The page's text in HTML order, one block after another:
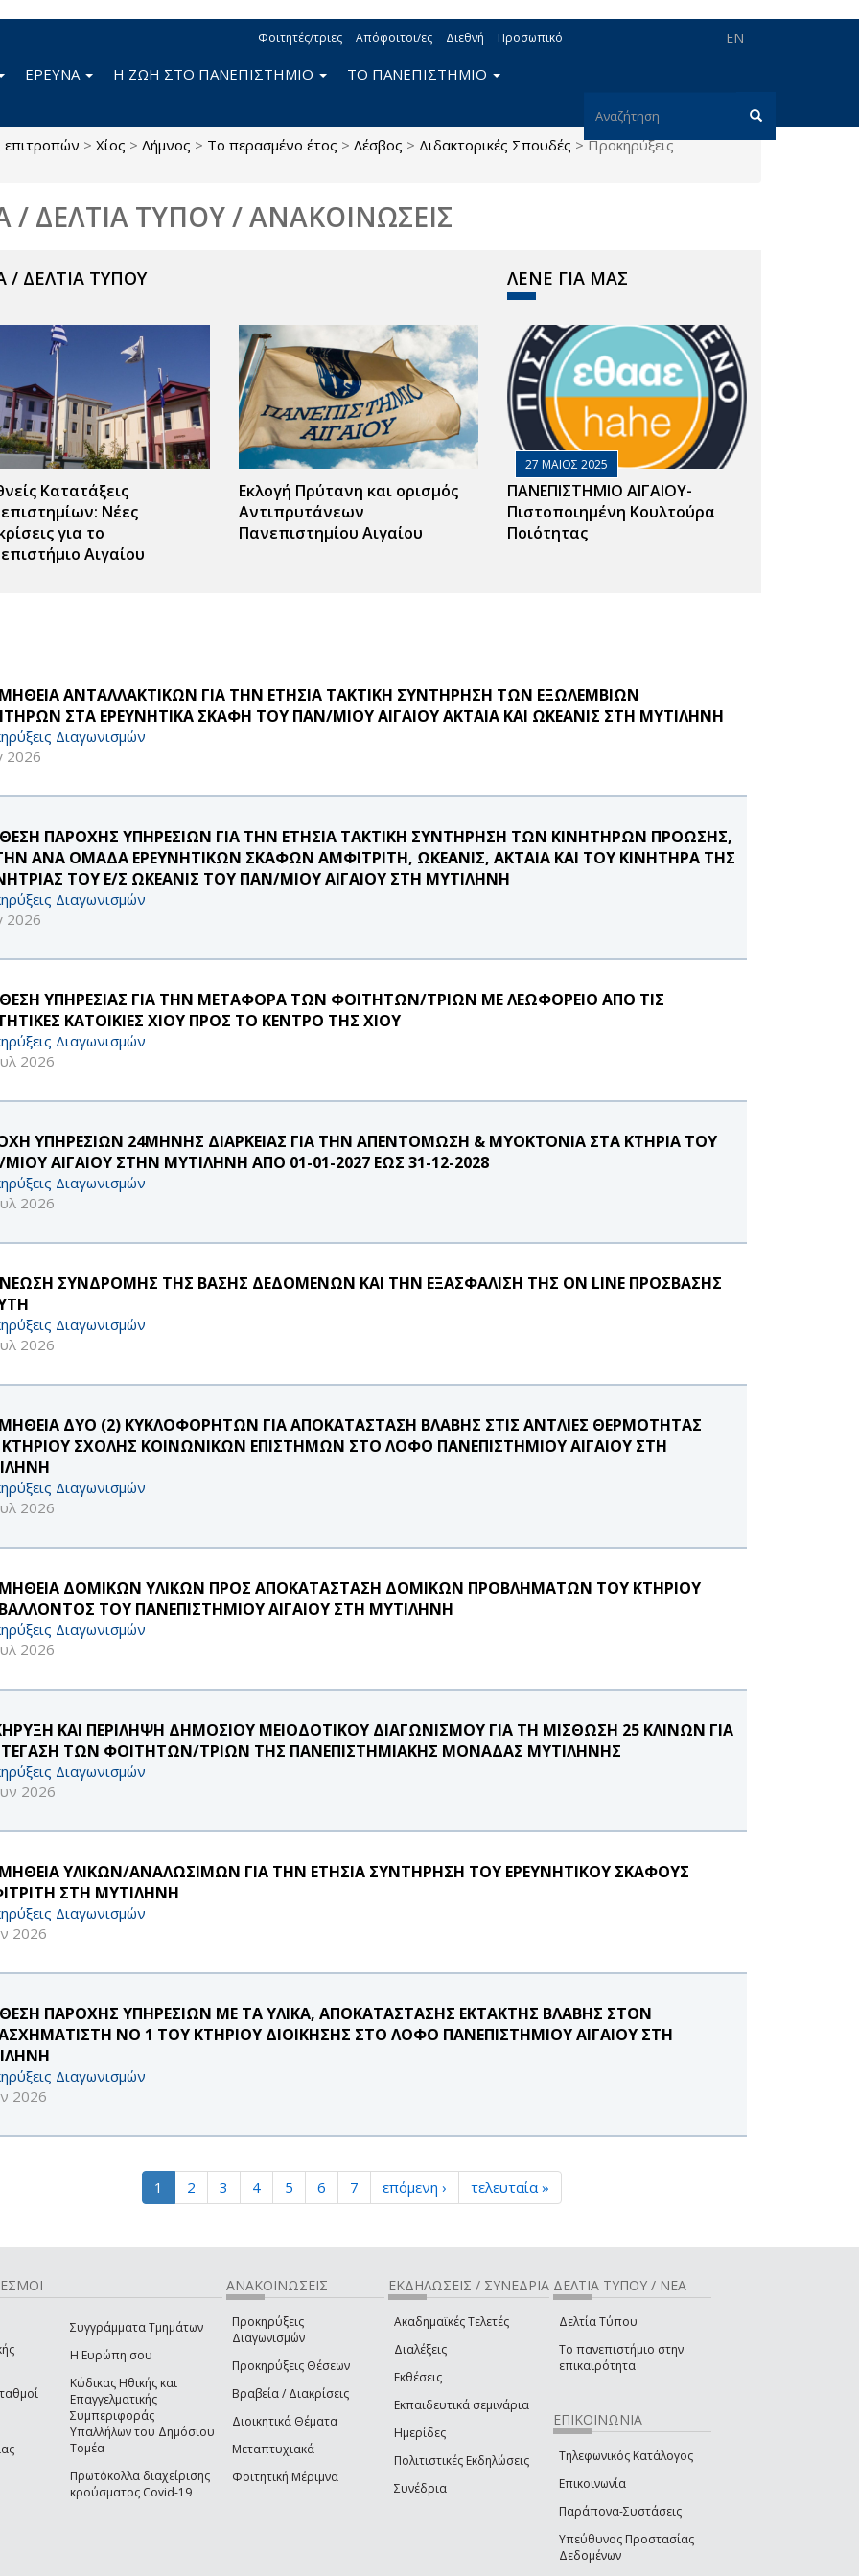
EN
Φοιτητές/τριες Απόφοιτοι/ες Διεθνή Προσωπικό
Φόρμα
αναζήτησης
Αναζήτηση
ΕΡΕΥΝΑ Η ΖΩΗ ΣΤΟ ΠΑΝΕΠΙΣΤΗΜΙΟ ΤΟ ΠΑΝΕΠΙΣΤΗΜΙΟ
επιτροπών > Χίος > Λήμνος > Το περασμένο έτος > Λέσβος > Διδακτορικές Σπουδές > Προκηρύξεις
/ ΔΕΛΤΙΑ ΤΥΠΟΥ / ΑΝΑΚΟΙΝΩΣΕΙΣ
/ ΔΕΛΤΙΑ ΤΥΠΟΥ
Κατατάξεις
Νέες
για το
Αιγαίου
Εκλογή Πρύτανη και ορισμός
Αντιπρυτάνεων
Πανεπιστημίου Αιγαίου
ΛΕΝΕ ΓΙΑ ΜΑΣ
27 ΜΑΙΟΣ 2025
ΠΑΝΕΠΙΣΤΗΜΙΟ ΑΙΓΑΙΟΥ-
Πιστοποιημένη Κουλτούρα
Ποιότητας
ΑΝΤΑΛΛΑΚΤΙΚΩΝ ΓΙΑ ΤΗΝ ΕΤΗΣΙΑ ΤΑΚΤΙΚΗ ΣΥΝΤΗΡΗΣΗ ΤΩΝ ΕΞΩΛΕΜΒΙΩΝ
ΣΤΑ ΕΡΕΥΝΗΤΙΚΑ ΣΚΑΦΗ ΤΟΥ ΠΑΝ/ΜΙΟΥ ΑΙΓΑΙΟΥ ΑΚΤΑΙΑ ΚΑΙ ΩΚΕΑΝΙΣ ΣΤΗ ΜΥΤΙΛΗΝΗ
Διαγωνισμών
2026
ΠΑΡΟΧΗΣ ΥΠΗΡΕΣΙΩΝ ΓΙΑ ΤΗΝ ΕΤΗΣΙΑ ΤΑΚΤΙΚΗ ΣΥΝΤΗΡΗΣΗ ΤΩΝ ΚΙΝΗΤΗΡΩΝ ΠΡΟΩΣΗΣ,
ΑΝΑ ΟΜΑΔΑ ΕΡΕΥΝΗΤΙΚΩΝ ΣΚΑΦΩΝ ΑΜΦΙΤΡΙΤΗ, ΩΚΕΑΝΙΣ, ΑΚΤΑΙΑ ΚΑΙ ΤΟΥ ΚΙΝΗΤΗΡΑ ΤΗΣ
ΤΟΥ Ε/Σ ΩΚΕΑΝΙΣ ΤΟΥ ΠΑΝ/ΜΙΟΥ ΑΙΓΑΙΟΥ ΣΤΗ ΜΥΤΙΛΗΝΗ
Διαγωνισμών
2026
ΥΠΗΡΕΣΙΑΣ ΓΙΑ ΤΗΝ ΜΕΤΑΦΟΡΑ ΤΩΝ ΦΟΙΤΗΤΩΝ/ΤΡΙΩΝ ΜΕ ΛΕΩΦΟΡΕΙΟ ΑΠΟ ΤΙΣ
ΚΑΤΟΙΚΙΕΣ ΧΙΟΥ ΠΡΟΣ ΤΟ ΚΕΝΤΡΟ ΤΗΣ ΧΙΟΥ
Διαγωνισμών
2026
ΥΠΗΡΕΣΙΩΝ 24ΜΗΝΗΣ ΔΙΑΡΚΕΙΑΣ ΓΙΑ ΤΗΝ ΑΠΕΝΤΟΜΩΣΗ & ΜΥΟΚΤΟΝΙΑ ΣΤΑ ΚΤΗΡΙΑ ΤΟΥ
ΑΙΓΑΙΟΥ ΣΤΗΝ ΜΥΤΙΛΗΝΗ ΑΠΟ 01-01-2027 ΕΩΣ 31-12-2028
Διαγωνισμών
2026
ΣΥΝΔΡΟΜΗΣ ΤΗΣ ΒΑΣΗΣ ΔΕΔΟΜΕΝΩΝ ΚΑΙ ΤΗΝ ΕΞΑΣΦΑΛΙΣΗ ΤΗΣ ON LINE ΠΡΟΣΒΑΣΗΣ
Διαγωνισμών
2026
ΔΥΟ (2) ΚΥΚΛΟΦΟΡΗΤΩΝ ΓΙΑ ΑΠΟΚΑΤΑΣΤΑΣΗ ΒΛΑΒΗΣ ΣΤΙΣ ΑΝΤΛΙΕΣ ΘΕΡΜΟΤΗΤΑΣ
ΣΧΟΛΗΣ ΚΟΙΝΩΝΙΚΩΝ ΕΠΙΣΤΗΜΩΝ ΣΤΟ ΛΟΦΟ ΠΑΝΕΠΙΣΤΗΜΙΟΥ ΑΙΓΑΙΟΥ ΣΤΗ
Διαγωνισμών
2026
ΔΟΜΙΚΩΝ ΥΛΙΚΩΝ ΠΡΟΣ ΑΠΟΚΑΤΑΣΤΑΣΗ ΔΟΜΙΚΩΝ ΠΡΟΒΛΗΜΑΤΩΝ ΤΟΥ ΚΤΗΡΙΟΥ
ΤΟΥ ΠΑΝΕΠΙΣΤΗΜΙΟΥ ΑΙΓΑΙΟΥ ΣΤΗ ΜΥΤΙΛΗΝΗ
Διαγωνισμών
2026
ΚΑΙ ΠΕΡΙΛΗΨΗ ΔΗΜΟΣΙΟΥ ΜΕΙΟΔΟΤΙΚΟΥ ΔΙΑΓΩΝΙΣΜΟΥ ΓΙΑ ΤΗ ΜΙΣΘΩΣΗ 25 ΚΛΙΝΩΝ ΓΙΑ
ΤΩΝ ΦΟΙΤΗΤΩΝ/ΤΡΙΩΝ ΤΗΣ ΠΑΝΕΠΙΣΤΗΜΙΑΚΗΣ ΜΟΝΑΔΑΣ ΜΥΤΙΛΗΝΗΣ
Διαγωνισμών
2026
ΥΛΙΚΩΝ/ΑΝΑΛΩΣΙΜΩΝ ΓΙΑ ΤΗΝ ΕΤΗΣΙΑ ΣΥΝΤΗΡΗΣΗ ΤΟΥ ΕΡΕΥΝΗΤΙΚΟΥ ΣΚΑΦΟΥΣ
ΣΤΗ ΜΥΤΙΛΗΝΗ
Διαγωνισμών
2026
ΠΑΡΟΧΗΣ ΥΠΗΡΕΣΙΩΝ ΜΕ ΤΑ ΥΛΙΚΑ, ΑΠΟΚΑΤΑΣΤΑΣΗΣ ΕΚΤΑΚΤΗΣ ΒΛΑΒΗΣ ΣΤΟΝ
ΝΟ 1 ΤΟΥ ΚΤΗΡΙΟΥ ΔΙΟΙΚΗΣΗΣ ΣΤΟ ΛΟΦΟ ΠΑΝΕΠΙΣΤΗΜΙΟΥ ΑΙΓΑΙΟΥ ΣΤΗ
Διαγωνισμών
2026
1 2 3 4 5 6 7 επόμενη › τελευταία »
Συγγράμματα Τμημάτων
Η Ευρώπη σου
Κώδικας Ηθικής και
Επαγγελματικής
Συμπεριφοράς
Υπαλλήλων του Δημόσιου
Τομέα
Πρωτόκολλα διαχείρισης
κρούσματος Covid-19
ΑΝΑΚΟΙΝΩΣΕΙΣ
Προκηρύξεις
Διαγωνισμών
Προκηρύξεις Θέσεων
Βραβεία / Διακρίσεις
Διοικητικά Θέματα
Μεταπτυχιακά
Φοιτητική Μέριμνα
ΕΚΔΗΛΩΣΕΙΣ / ΣΥΝΕΔΡΙΑ
Ακαδημαϊκές Τελετές
Διαλέξεις
Εκθέσεις
Εκπαιδευτικά σεμινάρια
Ημερίδες
Πολιτιστικές Εκδηλώσεις
Συνέδρια
ΔΕΛΤΙΑ ΤΥΠΟΥ / ΝΕΑ
Δελτία Τύπου
Το πανεπιστήμιο στην
επικαιρότητα
ΕΠΙΚΟΙΝΩΝΙΑ
Τηλεφωνικός Κατάλογος
Επικοινωνία
Παράπονα-Συστάσεις
Υπεύθυνος Προστασίας
Δεδομένων